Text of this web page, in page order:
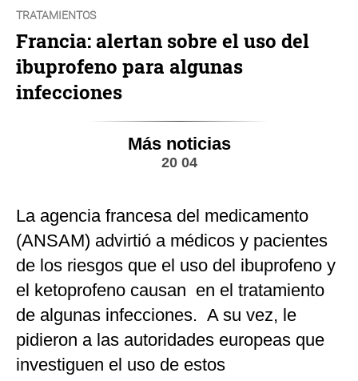
TRATAMIENTOS
Francia: alertan sobre el uso del
ibuprofeno para algunas
infecciones
Más noticias
20 04
La agencia francesa del medicamento
(ANSAM) advirtió a médicos y pacientes
de los riesgos que el uso del ibuprofeno y
el ketoprofeno causan en el tratamiento
de algunas infecciones. A su vez, le
pidieron a las autoridades europeas que
investiguen el uso de estos